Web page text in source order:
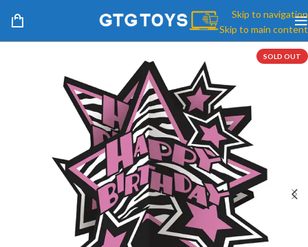
Skip to navigation
Skip to main content
SOLD OUT